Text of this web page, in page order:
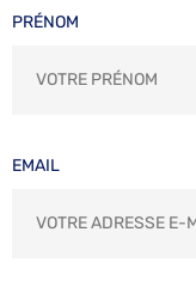
PRÉNOM
EMAIL